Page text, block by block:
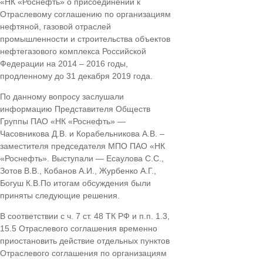
Отраслевому соглашению по организациям
нефтяной, газовой отраслей
промышленности и строительства объектов
нефтегазового комплекса Российской
Федерации на 2014 – 2016 годы,
продленному до 31 декабря 2019 года.
По данному вопросу заслушали
информацию Представителя Обществ
Группы ПАО «НК «Роснефть» —
Часовникова Д.В. и Корабельникова А.В. –
заместителя председателя МПО ПАО «НК
«Роснефть». Выступали — Есаулова С.С.,
Зотов В.В., Кобанов А.И., Журбенко А.Г.,
Богуш К.В.По итогам обсуждения были
приняты следующие решения.
В соответствии с ч. 7 ст. 48 ТК РФ и п.п. 1.3,
15.5 Отраслевого соглашения временно
приостановить действие отдельных пунктов
Отраслевого соглашения по организациям